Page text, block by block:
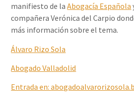
manifiesto de laAbogacía Española
compañera Verónica del Carpio
más información sobre el tema.
Álvaro Rizo Sola
Abogado Valladolid
Entrada en: